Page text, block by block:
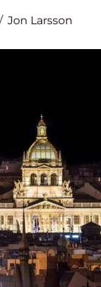
Jon Larsson